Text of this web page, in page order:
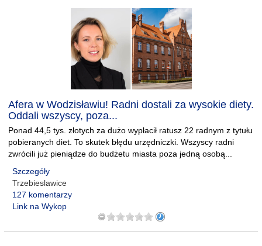
Afera w Wodzisławiu! Radni dostali za wysokie diety.
Oddali wszyscy, poza...
Ponad 44,5 tys. złotych za dużo wypłacił ratusz 22 radnym z tytułu
pobieranych diet. To skutek błędu urzędniczki. Wszyscy radni
zwrócili już pieniądze do budżetu miasta poza jedną osobą...
Szczegóły
Trzebieslawice
127 komentarzy
Link na Wykop